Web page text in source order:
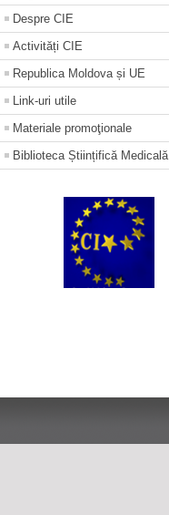
Despre CIE
Activități CIE
Republica Moldova și UE
Link-uri utile
Materiale promoţionale
Biblioteca Științifică Medicală